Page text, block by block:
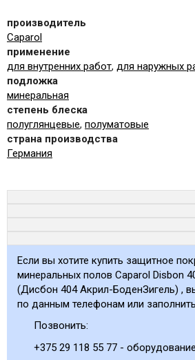
производитель
Caparol
применение
для внутренних работ, для наружных
подложка
минеральная
степень блеска
полуглянцевые, полуматовые
страна производства
Германия
Если вы хотите купить защитное
минеральных полов Caparol Disbon
(Дисбон 404 Акрил-БоденЗигель) ,
по данным телефонам или
Позвонить:
+375 29 118 55 77 -